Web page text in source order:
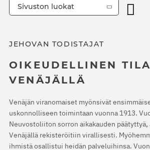
JEHOVAN TODISTAJAT
OIKEUDELLINEN
VENÄJÄLLÄ
Venäjän viranomaiset myönsivät
uskonnolliseen toimintaan vuonna 1913.
Neuvostoliiton sorron aikakauden
Venäjällä rekisteröitiin virallisesti.
ihmistä osallistui heidän palveluihinsa.
Sivuston luokat